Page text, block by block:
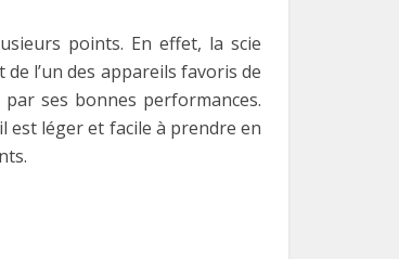
points. En effet, la scie
l’un des appareils favoris de
ses bonnes performances.
est léger et facile à prendre en